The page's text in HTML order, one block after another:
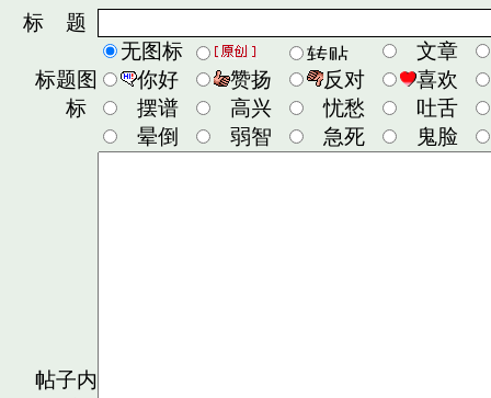
标 题
标题图
标
无图标
文章
你好
赞扬 反对
喜欢
摆谱
高兴 忧愁
吐舌
晕倒
弱智 急死 鬼脸
帖子内